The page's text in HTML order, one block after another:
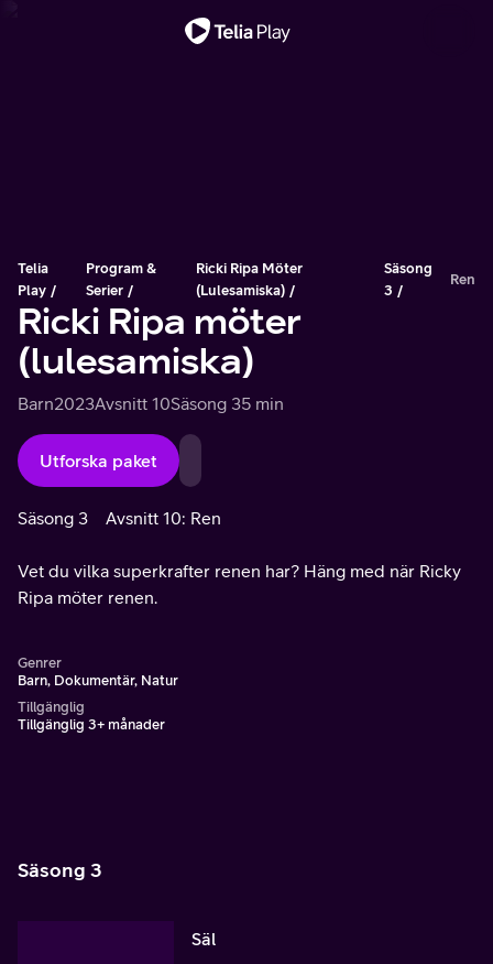
Telia
Play
Program &
Serier
Ricki Ripa Möter
(lulesamiska)
Säsong
3
Ren
Ricki Ripa möter
(lulesamiska)
Barn2023Avsnitt 10Säsong 35 min
Utforska paket
Säsong 3 Avsnitt 10: Ren
Vet du vilka superkrafter renen har? Häng med när Ricky
Ripa möter renen.
Genrer
Barn, Dokumentär, Natur
Tillgänglig
Tillgänglig 3+ månader
Säsong 3
Säl